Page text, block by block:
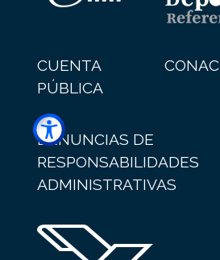
CUENTA
PÚBLICA
CONAC
DENUNCIAS DE
RESPONSABILIDADES
ADMINISTRATIVAS